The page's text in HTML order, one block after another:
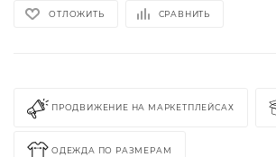
ОТЛОЖИТЬ СРАВНИТЬ
ПРОДВИЖЕНИЕ НА МАРКЕТПЛЕЙСАХ
ОДЕЖДА ПО РАЗМЕРАМ